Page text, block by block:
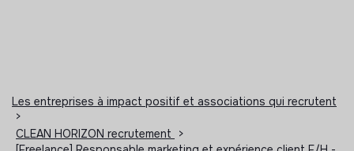
Les entreprises à impact positif et associations qui recrutent
>
CLEAN HORIZON recrutement
>